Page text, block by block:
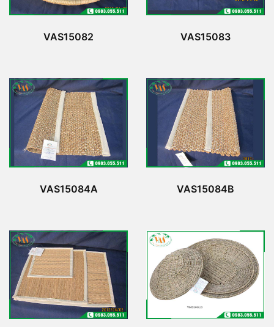
VAS15082 VAS15083
VAS15084A VAS15084B